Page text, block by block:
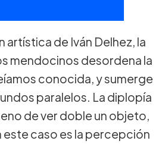
artística de Iván Delhez, la
mendocinos desordena la
conocida, y sumerge
paralelos. La diplopía
de ver doble un objeto,
este caso es la percepción